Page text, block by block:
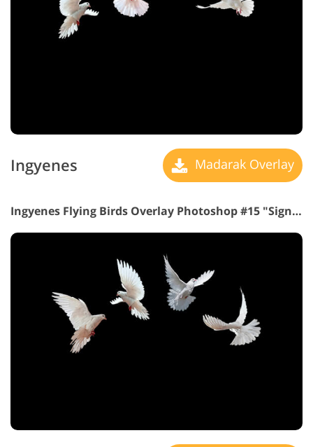
Ingyenes Madarak Overlay
Ingyenes Flying Birds Overlay Photoshop #15 "Signs